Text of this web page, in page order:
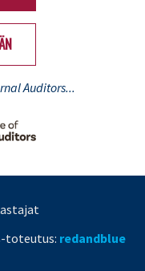
Auditors...
toteutus: redandblue